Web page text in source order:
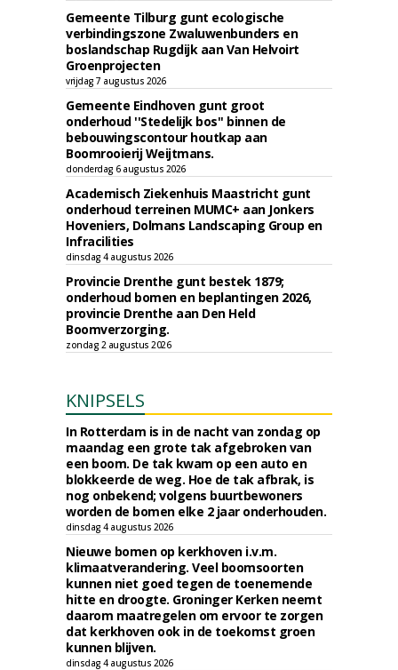
Gemeente Tilburg gunt ecologische
verbindingszone Zwaluwenbunders en
boslandschap Rugdijk aan Van Helvoirt
Groenprojecten
vrijdag 7 augustus 2026
Gemeente Eindhoven gunt groot
onderhoud ''Stedelijk bos'' binnen de
bebouwingscontour houtkap aan
Boomrooierij Weijtmans.
donderdag 6 augustus 2026
Academisch Ziekenhuis Maastricht gunt
onderhoud terreinen MUMC+ aan Jonkers
Hoveniers, Dolmans Landscaping Group en
Infracilities
dinsdag 4 augustus 2026
Provincie Drenthe gunt bestek 1879;
onderhoud bomen en beplantingen 2026,
provincie Drenthe aan Den Held
Boomverzorging.
zondag 2 augustus 2026
KNIPSELS
In Rotterdam is in de nacht van zondag op
maandag een grote tak afgebroken van
een boom. De tak kwam op een auto en
blokkeerde de weg. Hoe de tak afbrak, is
nog onbekend; volgens buurtbewoners
worden de bomen elke 2 jaar onderhouden.
dinsdag 4 augustus 2026
Nieuwe bomen op kerkhoven i.v.m.
klimaatverandering. Veel boomsoorten
kunnen niet goed tegen de toenemende
hitte en droogte. Groninger Kerken neemt
daarom maatregelen om ervoor te zorgen
dat kerkhoven ook in de toekomst groen
kunnen blijven.
dinsdag 4 augustus 2026